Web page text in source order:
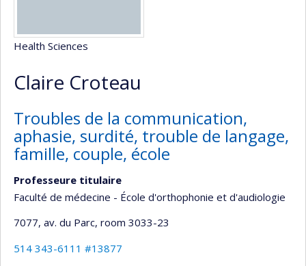
Health Sciences
Claire Croteau
Troubles de la communication,
aphasie, surdité, trouble de langage,
famille, couple, école
Professeure titulaire
Faculté de médecine - École d'orthophonie et d'audiologie
7077, av. du Parc, room 3033-23
514 343-6111 #13877